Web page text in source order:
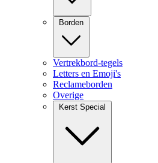
Borden
Vertrekbord-tegels
Letters en Emoji's
Reclameborden
Overige
Kerst Special